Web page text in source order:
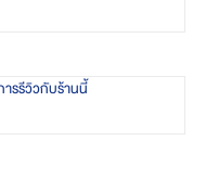
ารรีวิวกับร้านนี้